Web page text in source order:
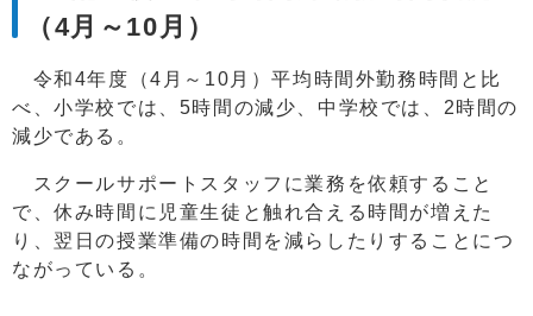
（4月～10月）
令和4年度（4月～10月）平均時間外勤務時間と比
べ、小学校では、5時間の減少、中学校では、2時間の
減少である。
スクールサポートスタッフに業務を依頼すること
で、休み時間に児童生徒と触れ合える時間が増えた
り、翌日の授業準備の時間を減らしたりすることにつ
ながっている。